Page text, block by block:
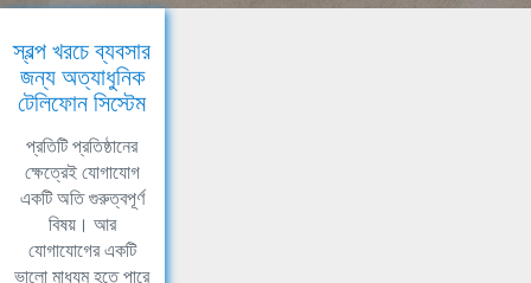
স্বল্প খরচে ব্যবসার
জন্য অত্যাধুনিক
টেলিফোন সিস্টেম
প্রতিটি প্রতিষ্ঠানের
ক্ষেত্রেই যোগাযোগ
একটি অতি গুরুত্বপূর্ণ
বিষয়। আর
যোগাযোগের একটি
ভালো মাধ্যম হতে পারে